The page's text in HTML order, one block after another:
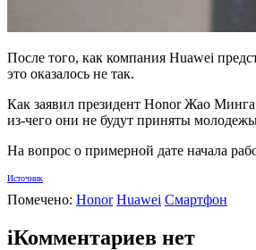
После того, как компания Huawei
это оказалось не так.
Как заявил президент Honor Жао
из-чего они не будут приняты
На вопрос о примерной дате начала
Источник
Помечено: Honor Huawei Смартфон
iКомментариев нет